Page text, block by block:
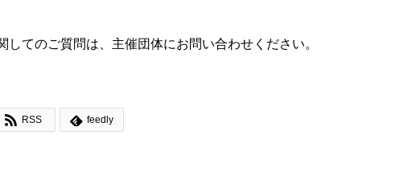
てのご質問は、主催団体にお問い合わせください。
 RSS  feedly